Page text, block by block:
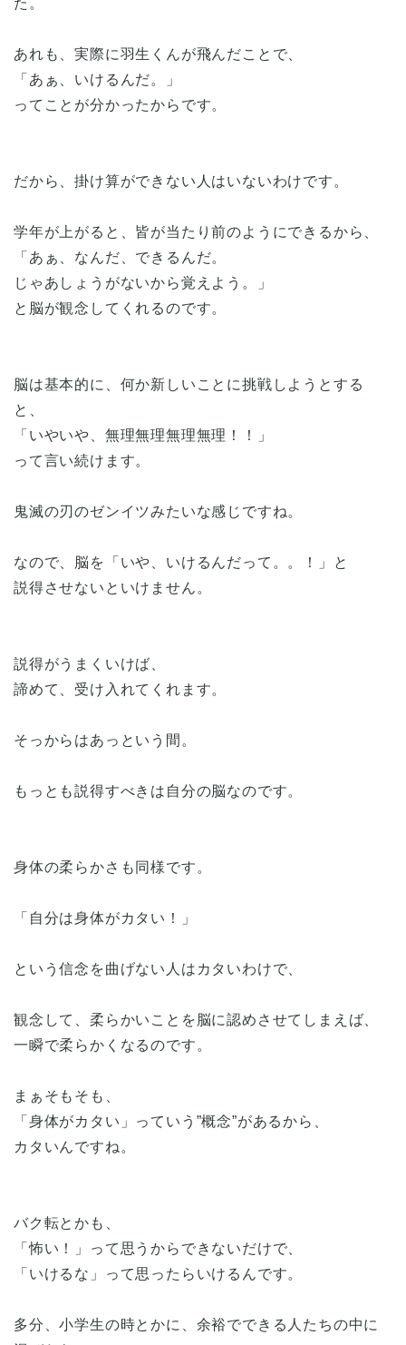
あれも、実際に羽生くんが飛んだことで、
「あぁ、いけるんだ。」
ってことが分かったからです。
だから、掛け算ができない人はいないわけです。
学年が上がると、皆が当たり前のようにできるから、
「あぁ、なんだ、できるんだ。
じゃあしょうがないから覚えよう。」
と脳が観念してくれるのです。
脳は基本的に、何か新しいことに挑戦しようとする
と、
「いやいや、無理無理無理無理！！」
って言い続けます。
鬼滅の刃のゼンイツみたいな感じですね。
なので、脳を「いや、いけるんだって。。！」と
説得させないといけません。
説得がうまくいけば、
諦めて、受け入れてくれます。
そっからはあっという間。
もっとも説得すべきは自分の脳なのです。
身体の柔らかさも同様です。
「自分は身体がカタい！」
という信念を曲げない人はカタいわけで、
観念して、柔らかいことを脳に認めさせてしまえば、
一瞬で柔らかくなるのです。
まぁそもそも、
「身体がカタい」っていう”概念”があるから、
カタいんですね。
バク転とかも、
「怖い！」って思うからできないだけで、
「いけるな」って思ったらいけるんです。
多分、小学生の時とかに、余裕でできる人たちの中に